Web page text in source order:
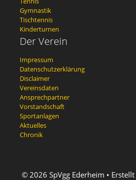
Gymnastik
Tischtennis
Kinderturnen
Der Verein
Impressum
Datenschutzerklärung
Disclaimer
Vereinsdaten
Ansprechpartner
Vorstandschaft
Sportanlagen
Aktuelles
Chronik
© 2026 SpVgg Ederheim •